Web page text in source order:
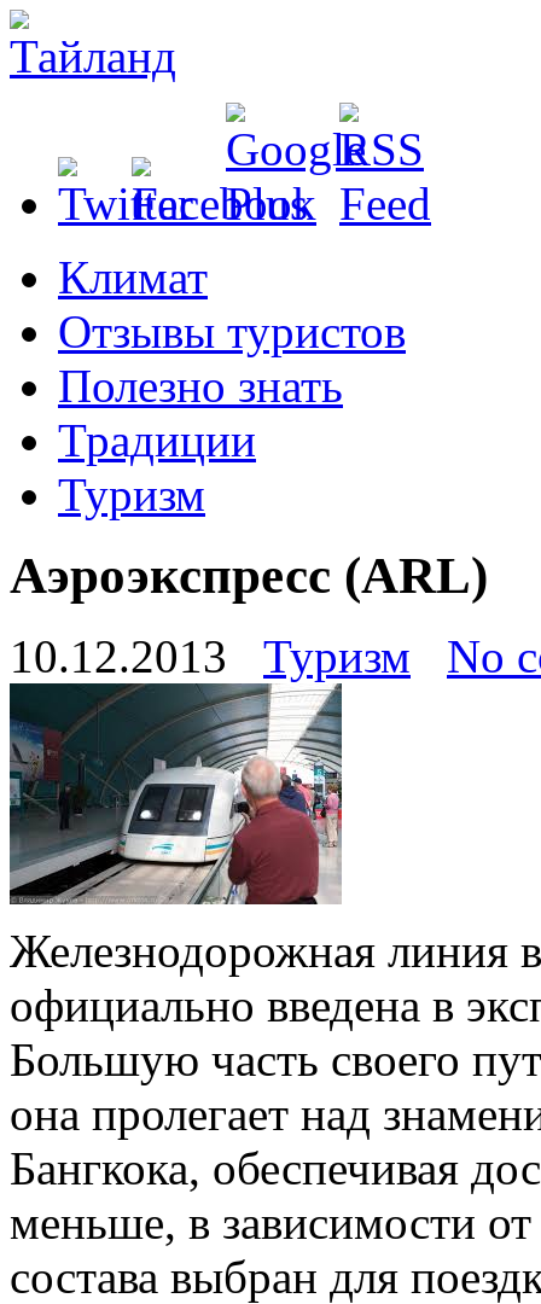
Климат
Отзывы туристов
Полезно знать
Традиции
Туризм
Аэроэкспресс (ARL)
10.12.2013 Туризм No
Железнодорожная линия
официально введена в
Большую часть своего
она пролегает над
Бангкока, обеспечивая
меньше, в зависимости
состава выбран для